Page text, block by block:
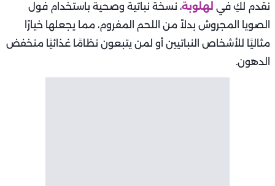
نقدم لكِ في لهلوبة، نسخة نباتية وصحية باستخدام فول
الصويا المجروش بدلاً من اللحم المفروم، مما يجعلها خيارًا
مثاليًا للأشخاص النباتيين أو لمن يتبعون نظامًا غذائيًا منخفض
الدهون.